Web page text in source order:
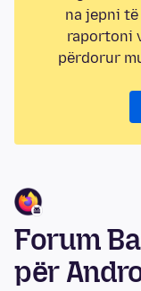
na jepni
raportoni
përdorur
Forum
për